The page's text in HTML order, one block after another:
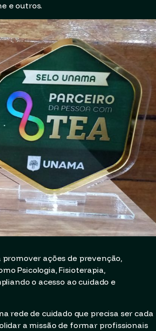
e outros.
ações de prevenção,
Psicologia, Fisioterapia,
o acesso ao cuidado e
rede de cuidado que precisa ser cada
a missão de formar profissionais